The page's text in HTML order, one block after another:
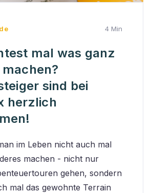
4 Min
mal was ganz
sind bei
herzlich
im Leben nicht auch mal
machen - nicht nur
gehen, sondern
mal das gewohnte Terrain